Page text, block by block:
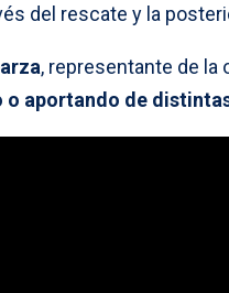
del rescate y la
, representante de la
o aportando de